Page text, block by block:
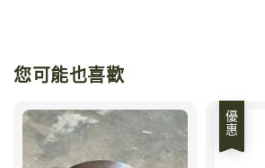
您可能也喜歡
優惠